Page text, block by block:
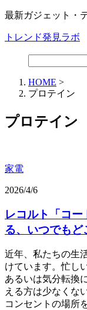
最新ガジェット・
トレンド発見ラボ
HOME >
プロテイン
プロテイン
家電
2026/4/6
レコルト「コー
る、いつでも
近年、私たちの生
けています。忙し
あるいは気分転換
える方は少なくな
コンセントの場所